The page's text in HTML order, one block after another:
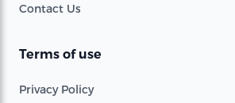
Contact Us
Terms of use
Privacy Policy